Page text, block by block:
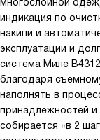
многослойной
индикация по
накипи и
эксплуатации и
система Миле
благодаря
наполнять в
принадлежностей и
собирается «в 2